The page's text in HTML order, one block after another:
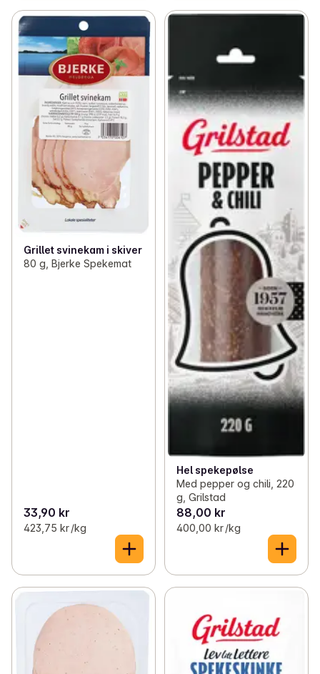
Grillet svinekam i skiver
80 g, Bjerke Spekemat
33,90 kr
423,75 kr /kg
Hel spekepølse
Med pepper og chili, 220
g, Grilstad
88,00 kr
400,00 kr /kg